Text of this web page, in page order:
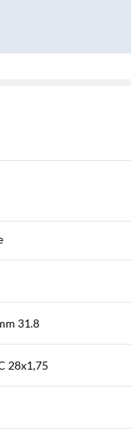
31.8
28x1,75